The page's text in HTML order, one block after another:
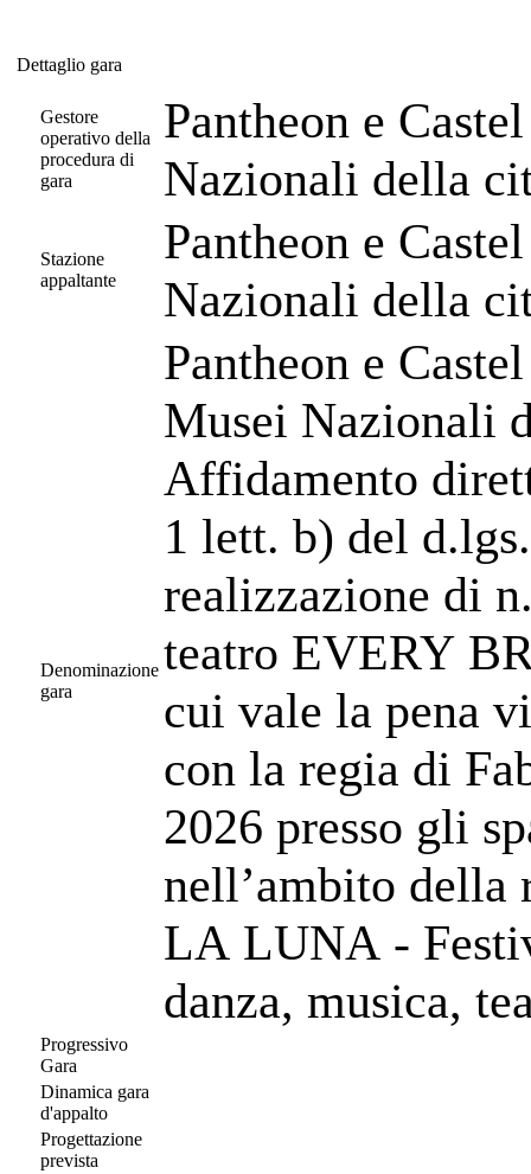
Dettaglio gara
Gestore
operativo della
procedura di
gara
Pantheon e
Nazionali della
Stazione
appaltante
Pantheon e
Nazionali della
Denominazione
gara
Pantheon e
Musei Nazionali
Affidamento
1 lett. b) del
realizzazione di
teatro EVERY
cui vale la pena
con la regia di
2026 presso gli
nell’ambito della
LA LUNA -
danza, musica,
Progressivo
Gara
Dinamica gara
d'appalto
Progettazione
prevista